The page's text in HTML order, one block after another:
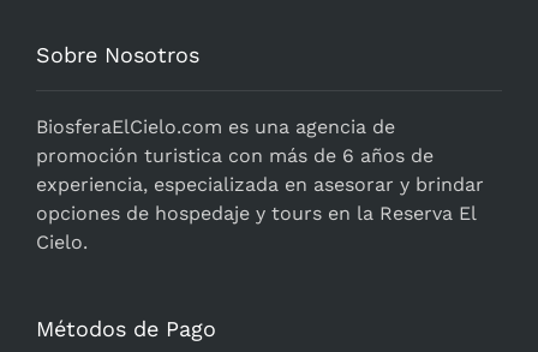
Sobre Nosotros
BiosferaElCielo.com es una agencia de
promoción turistica con más de 6 años de
experiencia, especializada en asesorar y brindar
opciones de hospedaje y tours en la Reserva El
Cielo.
Métodos de Pago